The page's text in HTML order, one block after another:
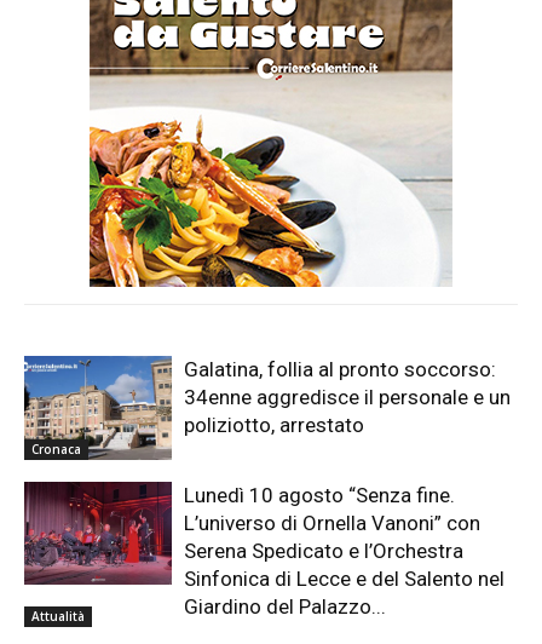
Cronaca
Galatina, follia al pronto soccorso:
34enne aggredisce il personale e un
poliziotto, arrestato
Attualità
Lunedì 10 agosto “Senza fine.
L’universo di Ornella Vanoni” con
Serena Spedicato e l’Orchestra
Sinfonica di Lecce e del Salento nel
Giardino del Palazzo...